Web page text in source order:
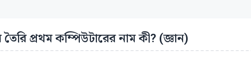
প্রথম কম্পিউটারের নাম কী? (জ্ঞান)